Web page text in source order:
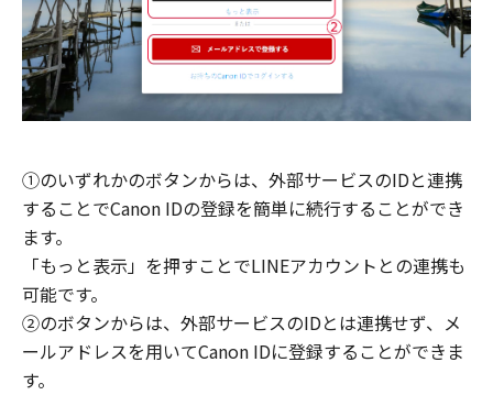
①のいずれかのボタンからは、外部サービスのIDと連携
することでCanon IDの登録を簡単に続行することができ
ます。
「もっと表示」を押すことでLINEアカウントとの連携も
可能です。
②のボタンからは、外部サービスのIDとは連携せず、メ
ールアドレスを用いてCanon IDに登録することができま
す。